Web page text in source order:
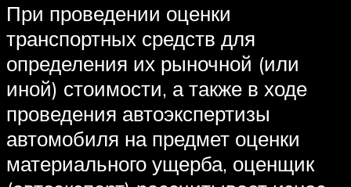
При проведении оценки
транспортных средств для
определения их рыночной (или
иной) стоимости, а также в ходе
проведения автоэкспертизы
автомобиля на предмет оценки
материального ущерба, оценщик